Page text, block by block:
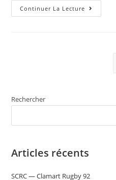
Continuer La Lecture Sur
Le
À
Rechercher
Articles récents
SCRC — Clamart Rugby 92